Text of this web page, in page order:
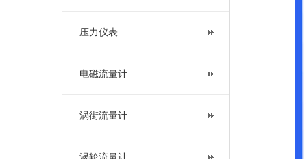
压力仪表
电磁流量计
涡街流量计